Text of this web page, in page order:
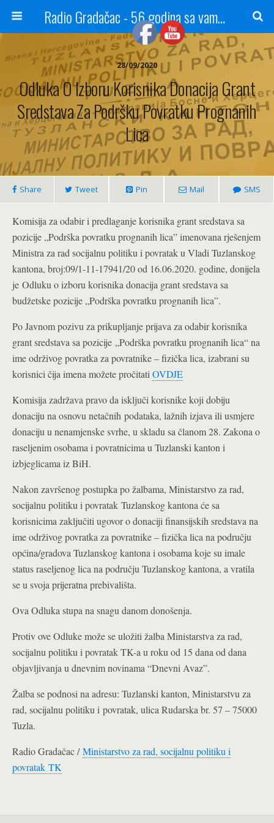
Radio Gradačac - 56 godina sa vama...
28/09/2020
Odluka O Izboru Korisnika Donacija Grant
Sredstava Za Podršku Povratku Prognanih
Lica
Share Tweet Pin Mail SMS
Komisija za odabir i predlaganje korisnika grant sredstava sa
pozicije „Podrška povratku prognanih lica” imenovana rješenjem
Ministra za rad socijalnu politiku i povratak u Vladi Tuzlanskog
kantona, broj:09/1-11-17941/20 od 16.06.2020. godine, donijela
je Odluku o izboru korisnika donacija grant sredstava sa
budžetske pozicije „Podrška povratku prognanih lica”.
Po Javnom pozivu za prikupljanje prijava za odabir korisnika
grant sredstava sa pozicije „Podrška povratku prognanih lica“ na
ime održivog povratka za povratnike – fizička lica, izabrani su
korisnici čija imena možete pročitati OVDJE
Komisija zadržava pravo da isključi korisnike koji dobiju
donaciju na osnovu netačnih podataka, lažnih izjava ili usmjere
donaciju u nenamjenske svrhe, u skladu sa članom 28. Zakona o
raseljenim osobama i povratnicima u Tuzlanski kanton i
izbjeglicama iz BiH.
Nakon završenog postupka po žalbama, Ministarstvo za rad,
socijalnu politiku i povratak Tuzlanskog kantona će sa
korisnicima zaključiti ugovor o donaciji finansijskih sredstava na
ime održivog povratka za povratnike – fizička lica na području
općina/gradova Tuzlanskog kantona i osobama koje su imale
status raseljenog lica na području Tuzlanskog kantona, a vratila
se u svoja prijeratna prebivališta.
Ova Odluka stupa na snagu danom donošenja.
Protiv ove Odluke može se uložiti žalba Ministarstva za rad,
socijalnu politiku i povratak TK-a u roku od 15 dana od dana
objavljivanja u dnevnim novinama “Dnevni Avaz”.
Žalba se podnosi na adresu: Tuzlanski kanton, Ministarstvu za
rad, socijalnu politiku i povratak, ulica Rudarska br. 57 – 75000
Tuzla.
Radio Gradačac /Ministarstvo za rad, socijalnu politiku i
povratak TK